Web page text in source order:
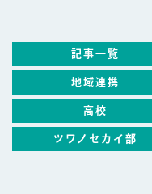
記事一覧
地域連携
高校
ツワノセカイ部